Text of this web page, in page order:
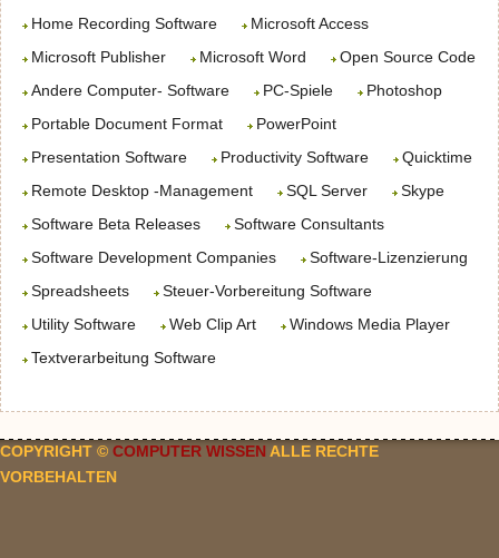
Home Recording Software
Microsoft Access
Microsoft Publisher
Microsoft Word
Open Source Code
Andere Computer- Software
PC-Spiele
Photoshop
Portable Document Format
PowerPoint
Presentation Software
Productivity Software
Quicktime
Remote Desktop -Management
SQL Server
Skype
Software Beta Releases
Software Consultants
Software Development Companies
Software-Lizenzierung
Spreadsheets
Steuer-Vorbereitung Software
Utility Software
Web Clip Art
Windows Media Player
Textverarbeitung Software
COPYRIGHT © COMPUTER WISSEN ALLE RECHTE
VORBEHALTEN